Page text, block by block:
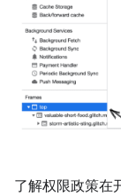
了解权限政策在